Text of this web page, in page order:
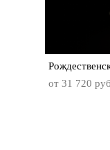
от 31 720